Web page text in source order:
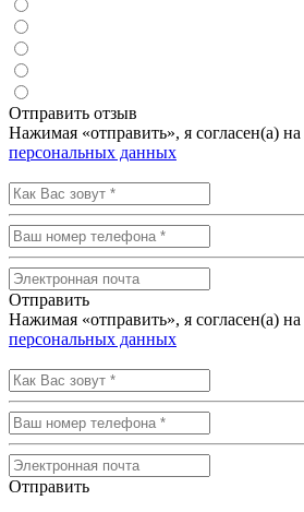
Отправить отзыв
Нажимая «отправить», я согласен(а) на
персональных данных
Отправить
Нажимая «отправить», я согласен(а) на
персональных данных
Отправить